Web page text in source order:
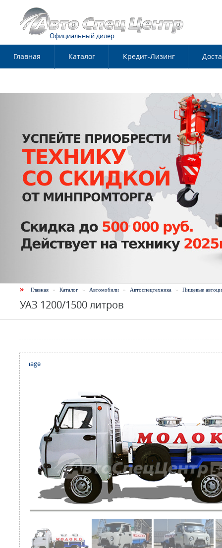
Официальный дилер
Главная Каталог Кредит-Лизинг
» Главная » Каталог » Автомобили » Автоспецтехника » Пищевые
УАЗ 1200/1500 литров
the full image